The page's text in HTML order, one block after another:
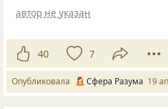
автор не указан
40 7
Опубликовала Сфера Разума 19